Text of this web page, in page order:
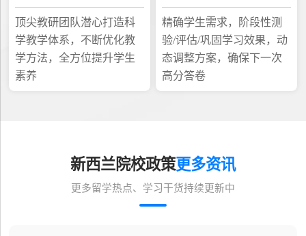
顶尖教研团队潜心打造科
学教学体系，不断优化教
学方法，全方位提升学生
素养
精确学生需求，阶段性测
验/评估/巩固学习效果，动
态调整方案，确保下一次
高分答卷
新西兰院校政策更多资讯
更多留学热点、学习干货持续更新中